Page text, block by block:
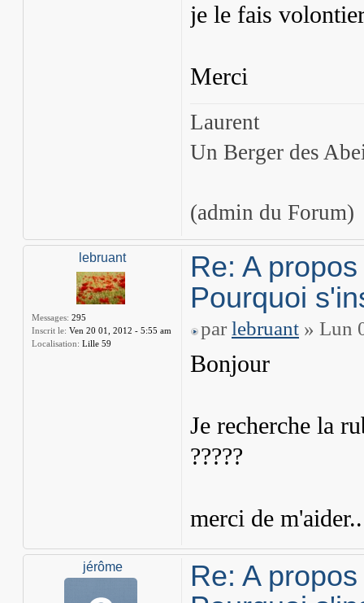
je le fais
Merci
Laurent
Un Berger des
(admin du Forum)
lebruant
Messages: 295
Inscrit le: Ven 20 01, 2012 - 5:55 am
Localisation: Lille 59
Re: A
Pourquoi
par lebruant » Lun
Bonjour
Je recherche la
?????
merci de m'aider..
jérôme
Re: A